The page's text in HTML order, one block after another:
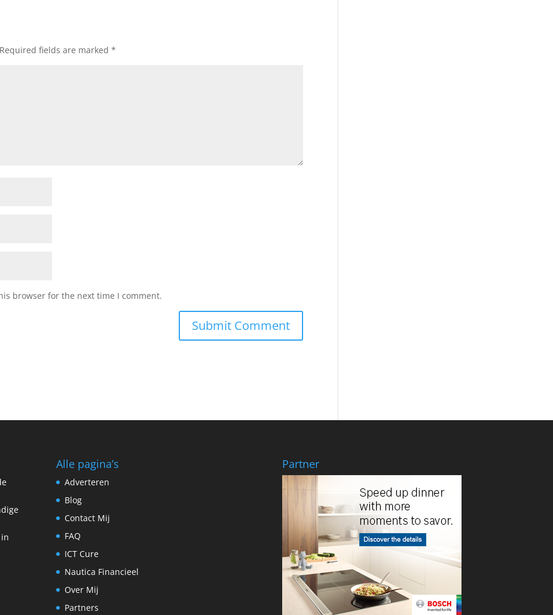
Required fields are marked*
browser for the next time I comment.
Alle pagina’s
Adverteren
Blog
Contact Mij
FAQ
ICT Cure
Nautica Financieel
Over Mij
Partners
Partner